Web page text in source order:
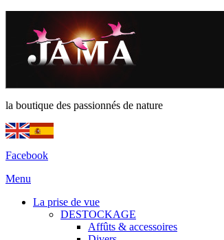
la boutique des passionnés de nature
Facebook
Menu
La prise de vue
DESTOCKAGE
Affûts & accessoires